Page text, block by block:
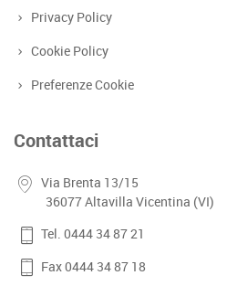
Privacy Policy
Cookie Policy
Preferenze Cookie
Contattaci
Via Brenta 13/15
36077 Altavilla Vicentina (VI)
Tel. 0444 34 87 21
Fax 0444 34 87 18